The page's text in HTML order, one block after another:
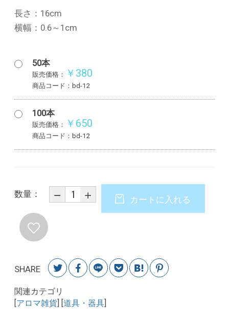
長さ：16cm
横幅：0.6～1cm
50本
販売価格： ￥380
商品コード：bd-12
100本
販売価格： ￥650
商品コード：bd-12
数量：
カートに入れる
SHARE
関連カテゴリ
アロマ雑貨 道具・器具